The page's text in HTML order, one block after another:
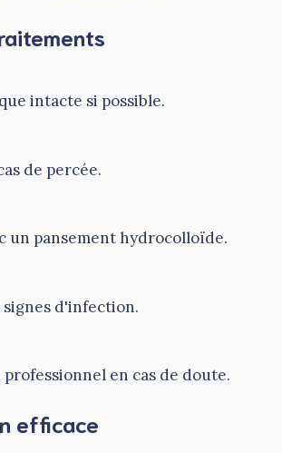
intacte si possible.
de percée.
un pansement hydrocolloïde.
d'infection.
en cas de doute.
efficace